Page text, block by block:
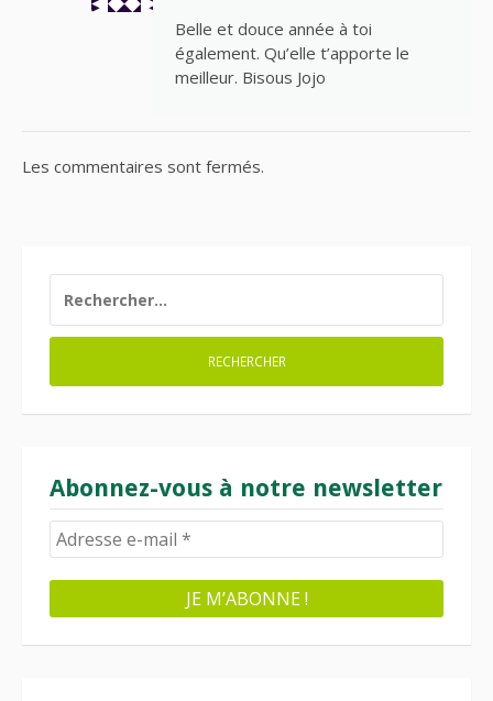
Belle et douce année à toi
également. Qu’elle t’apporte le
meilleur. Bisous Jojo
Les commentaires sont fermés.
Abonnez-vous à notre newsletter